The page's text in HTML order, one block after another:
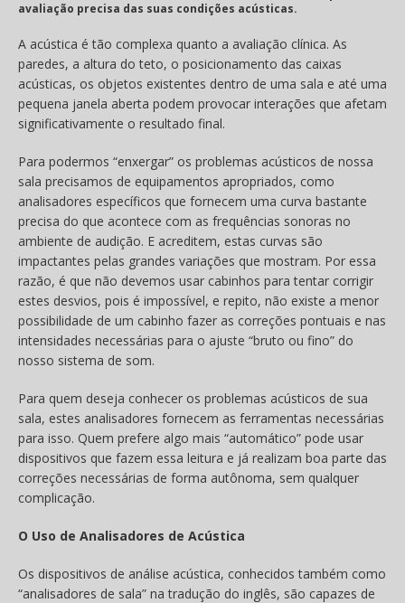
avaliação precisa das suas condições acústicas.
A acústica é tão complexa quanto a avaliação clínica. As
paredes, a altura do teto, o posicionamento das caixas
acústicas, os objetos existentes dentro de uma sala e até uma
pequena janela aberta podem provocar interações que afetam
significativamente o resultado final.
Para podermos “enxergar” os problemas acústicos de nossa
sala precisamos de equipamentos apropriados, como
analisadores específicos que fornecem uma curva bastante
precisa do que acontece com as frequências sonoras no
ambiente de audição. E acreditem, estas curvas são
impactantes pelas grandes variações que mostram. Por essa
razão, é que não devemos usar cabinhos para tentar corrigir
estes desvios, pois é impossível, e repito, não existe a menor
possibilidade de um cabinho fazer as correções pontuais e nas
intensidades necessárias para o ajuste “bruto ou fino” do
nosso sistema de som.
Para quem deseja conhecer os problemas acústicos de sua
sala, estes analisadores fornecem as ferramentas necessárias
para isso. Quem prefere algo mais “automático” pode usar
dispositivos que fazem essa leitura e já realizam boa parte das
correções necessárias de forma autônoma, sem qualquer
complicação.
O Uso de Analisadores de Acústica
Os dispositivos de análise acústica, conhecidos também como
“analisadores de sala” na tradução do inglês, são capazes de